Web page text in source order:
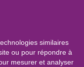
similaires
ou pour répondre à
mesurer et analyser